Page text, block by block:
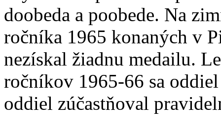
doobeda a poobede. Na
ročníka 1965 konaných v
nezískal žiadnu medailu.
ročníkov 1965-66 sa
oddiel zúčastňoval